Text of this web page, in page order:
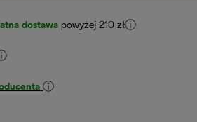
dostawa powyżej 210 zł